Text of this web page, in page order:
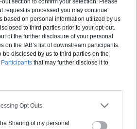
section to confirm your selection. Please
request is processed you may continue
based on personal information utilized by us
to third parties prior to your opt-out.
of the further disclosure of your personal
on the IAB’s list of downstream participants.
be disclosed by us to third parties on the
Participants that may further disclose it to
Opt Outs
Sharing of my personal
rénover l’entrée de son
?
nous !